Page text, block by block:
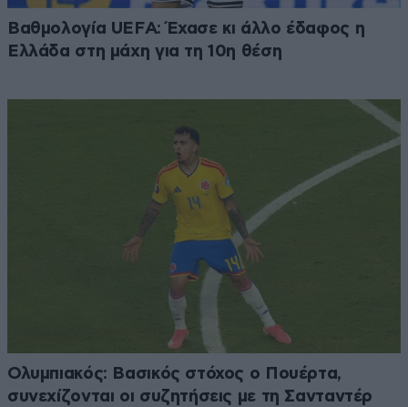
Βαθμολογία UEFA: Έχασε κι άλλο έδαφος η
Ελλάδα στη μάχη για τη 10η θέση
Ολυμπιακός: Βασικός στόχος ο Πουέρτα,
συνεχίζονται οι συζητήσεις με τη Σανταντέρ